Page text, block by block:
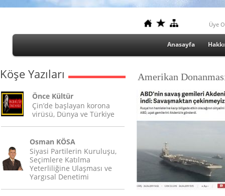
Üye
Anasayfa
Köşe Yazıları
Önce Kültür
Çin’de başlayan korona
virüsü, Dünya ve Türkiye
Osman KÖSA
Siyasi Partilerin Kuruluşu,
Seçimlere Katılma
Yeterliliğine Ulaşması ve
Yargısal Denetimi
Amerikan